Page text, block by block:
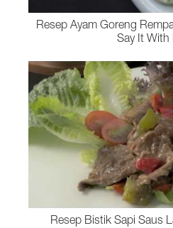
Resep Ayam Goreng
Say It With
Resep Bistik Sapi Saus